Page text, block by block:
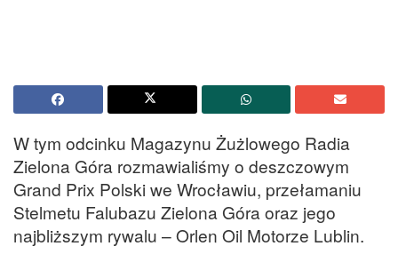
W tym odcinku Magazynu Żużlowego Radia
Zielona Góra rozmawialiśmy o deszczowym
Grand Prix Polski we Wrocławiu, przełamaniu
Stelmetu Falubazu Zielona Góra oraz jego
najbliższym rywalu – Orlen Oil Motorze Lublin.